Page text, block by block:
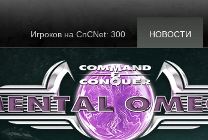
Игроков на CnCNet: 300 НОВОСТИ